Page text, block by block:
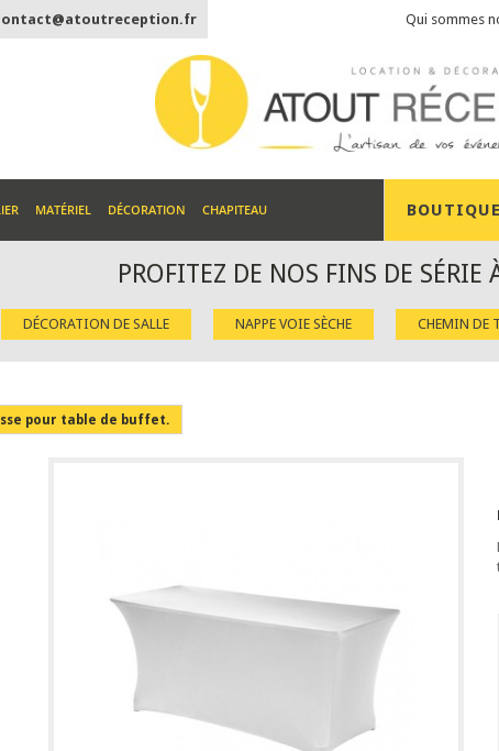
Qui sommes
MATÉRIEL DÉCORATION CHAPITEAU BOUTIQUE
PROFITEZ DE NOS FINS DE SÉRIE
DÉCORATION DE SALLE NAPPE VOIE SÈCHE CHEMIN DE
pour table de buffet.